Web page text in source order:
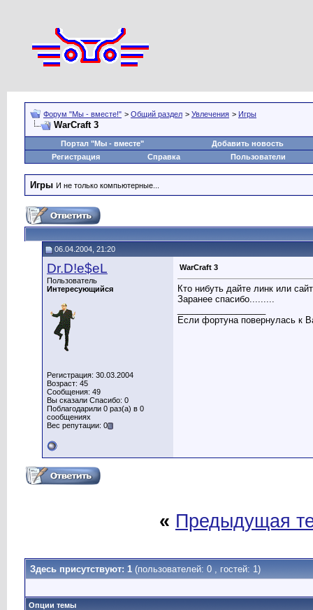
Форум "Мы - вместе!" > Общий раздел > Увлечения > Игры
WarCraft 3
Портал "Мы - вместе"
Добавить новость
Регистрация
Справка Пользователи
Игры И не только компьютерные...
06.04.2004, 21:20
Dr.D!e$eL
Пользователь
Интересующийся
Регистрация: 30.03.2004
Возраст: 45
Сообщения: 49
Вы сказали Спасибо: 0
Поблагодарили 0 раз(а) в 0
сообщениях
Вес репутации: 0
WarCraft 3
Кто нибуть дайте линк или
Заранее спасибо.........
Если фортуна повернулась к
« Предыдущая
Здесь присутствуют: 1 (пользователей: 0 , гостей: 1)
Опции темы